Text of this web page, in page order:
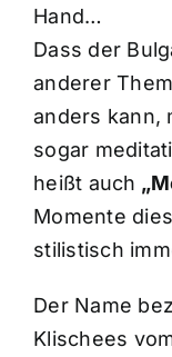
Hand…
Dass der
anderer
anders kann,
sogar
heißt auch
Momente
stilistisch
Der Name
Klischees